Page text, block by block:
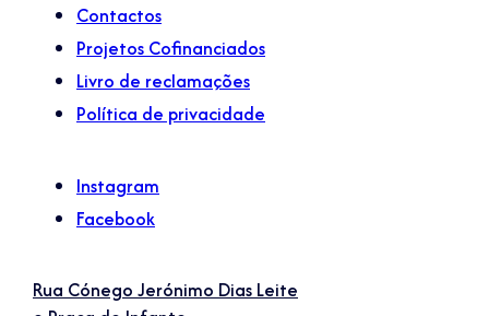
Contactos
Projetos Cofinanciados
Livro de reclamações
Política de privacidade
Instagram
Facebook
Rua Cónego Jerónimo Dias Leite